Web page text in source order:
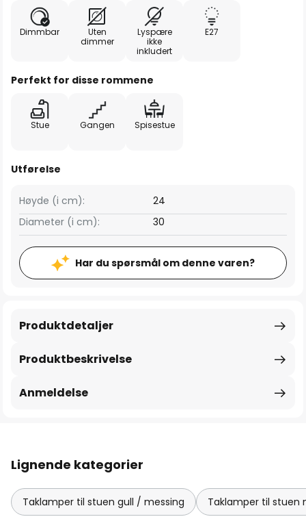
Dimmbar
Uten
dimmer
Lyspære
ikke
inkludert
E27
Perfekt for disse rommene
Stue Gangen Spisestue
Utførelse
Høyde (i cm):
24
Diameter (i cm):
30
Har du spørsmål om denne varen?
Produktbeskrivelse
Produktdetaljer
Anmeldelse
Lignende kategorier
Taklamper til stuen gull / messing Taklamper til stuen